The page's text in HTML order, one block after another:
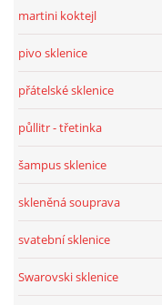
martini koktejl
pivo sklenice
přátelské sklenice
půllitr - třetinka
šampus sklenice
skleněná souprava
svatební sklenice
Swarovski sklenice